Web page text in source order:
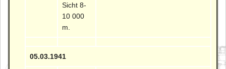
Sicht 8-
10 000
m.
05.03.1941